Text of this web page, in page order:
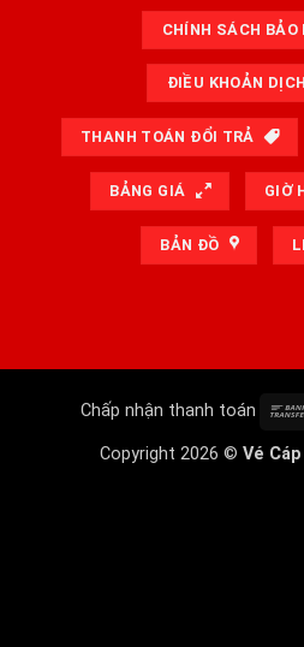
CHÍNH SÁCH BẢO
ĐIỀU KHOẢN
THANH TOÁN ĐỔI TRẢ
BẢNG GIÁ GIỜ
BẢN ĐỒ
Chấp nhận thanh toán
Copyright 2026 © Vé